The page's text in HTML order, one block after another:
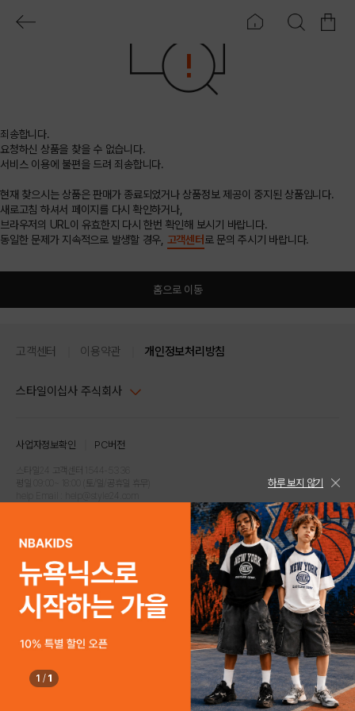
죄송합니다.
요청하신 상품을 찾을 수 없습니다.
서비스 이용에 불편을 드려 죄송합니다.
현재 찾으시는 상품은 판매가 종료되었거나 상품정보 제공이 중지된 상품입니다.
새로고침 하셔서 페이지를 다시 확인하거나,
브라우저의 URL이 유효한지 다시 한번 확인해 보시기 바랍니다.
동일한 문제가 지속적으로 발생할 경우, 고객센터 로 문의 주시기 바랍니다.
홈으로 이동
고객센터 이용약관 개인정보처리방침
스타일이십사 주식회사
주소 : 서울시 강남구 논현로 633, 6층 (논현동, 한세엠케이빌딩)
사업자등록번호 : 116-81-32499
통신판매업신고번호 : 제 2024-서울강남-04239
고객센터 1544-5336(평일 09:00~ 18:00 토/일/공휴일 휴무)
사업자정보확인 PC버전
스타일24 고객센터 1544-5336
평일 09:00~ 18:00 (토/일/공휴일 휴무)
COPYRIGHTⓒ2021 STYLE24 ALL RIGHTS RESERVED.
하루 보지 않기
1 / 1